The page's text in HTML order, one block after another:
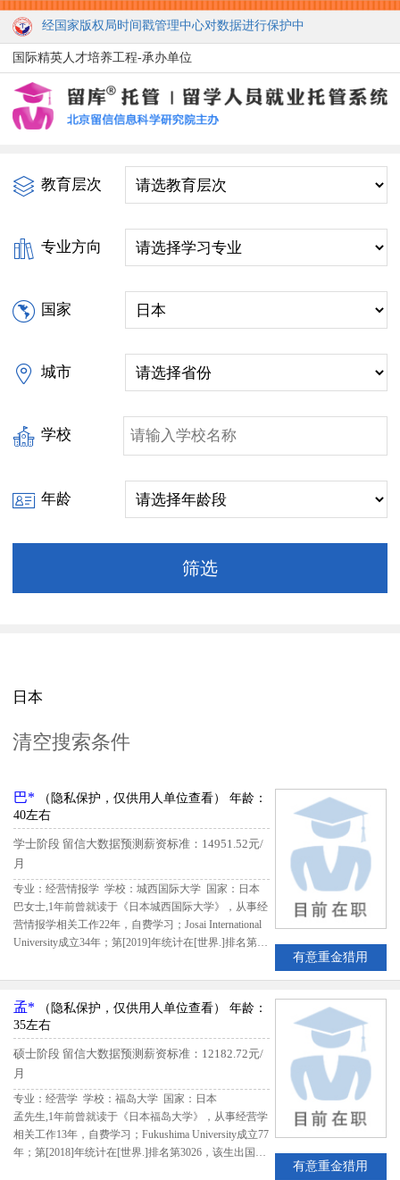
经国家版权局时间戳管理中心对数据进行保护中
国际精英人才培养工程-承办单位
教育层次
专业方向
国家
城市
学校
年龄
日本
清空搜索条件
巴* （隐私保护，仅供用人单位查看）
年龄：
40左右
学士阶段 留信大数据预测薪资标准：14951.52元/
月
专业：经营情报学 学校：城西国际大学 国家：日本
巴女士,1年前曾就读于《日本城西国际大学》，从事经
营情报学相关工作22年，自费学习；Josai International
University成立34年；第[2019]年统计在[世界.]排名第15
评估得分83.25,留信网评定巴女士B级留学生专业人才
有意重金猎用
孟* （隐私保护，仅供用人单位查看）
年龄：
35左右
硕士阶段 留信大数据预测薪资标准：12182.72元/
月
专业：经营学 学校：福岛大学 国家：日本
孟先生,1年前曾就读于《日本福岛大学》，从事经营学
相关工作13年，自费学习；Fukushima University成立77
年；第[2018]年统计在[世界.]排名第3026，该生出国留
有意重金猎用